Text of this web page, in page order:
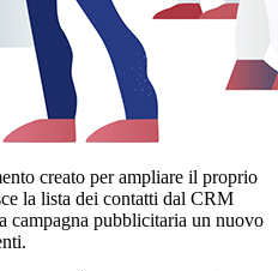
creato per ampliare il proprio
la lista dei contatti dal CRM
campagna pubblicitaria un nuovo